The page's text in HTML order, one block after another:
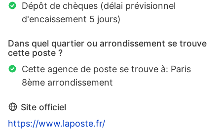
Dépôt de chèques (délai prévisionnel
d'encaissement 5 jours)
Dans quel quartier ou arrondissement se trouve
cette poste ?
Cette agence de poste se trouve à: Paris
8ème arrondissement
Site officiel
https://www.laposte.fr/